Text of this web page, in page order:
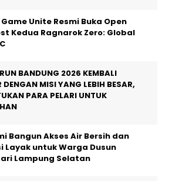
Unite Resmi Buka Open
Kedua Ragnarok Zero: Global
BANDUNG 2026 KEMBALI
DENGAN MISI YANG LEBIH BESAR,
PARA PELARI UNTUK
Bangun Akses Air Bersih dan
Layak untuk Warga Dusun
Lampung Selatan